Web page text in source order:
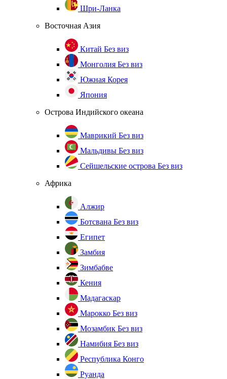
Шри-Ланка
Восточная Азия
Китай Без виз
Монголия Без виз
Южная Корея
Япония
Острова Индийского океана
Маврикий Без виз
Мальдивы Без виз
Сейшельские острова Без виз
Африка
Алжир
Ботсвана Без виз
Египет
Замбия
Зимбабве
Кения
Мадагаскар
Марокко Без виз
Мозамбик Без виз
Намибия Без виз
Республика Конго
Руанда